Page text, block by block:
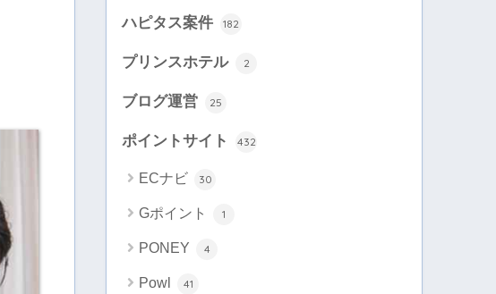
ハピタス案件 182
プリンスホテル 2
ブログ運営 25
ポイントサイト 432
ECナビ 30
Gポイント 1
PONEY 4
Powl 41